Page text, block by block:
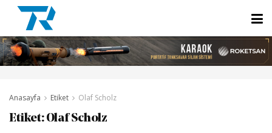
Anasayfa Etiket Olaf Scholz
Etiket: Olaf Scholz